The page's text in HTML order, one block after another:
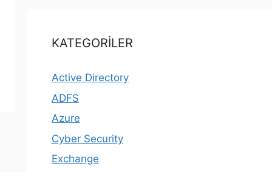
KATEGORİLER
Active Directory
ADFS
Azure
Cyber Security
Exchange